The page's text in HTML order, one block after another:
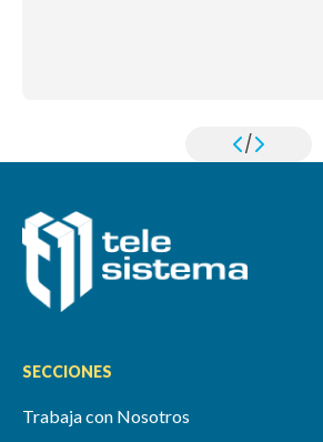
/
SECCIONES
Trabaja con Nosotros